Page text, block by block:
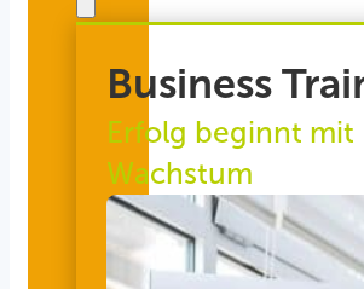
Business
Erfolg beginnt mit
Wachstum